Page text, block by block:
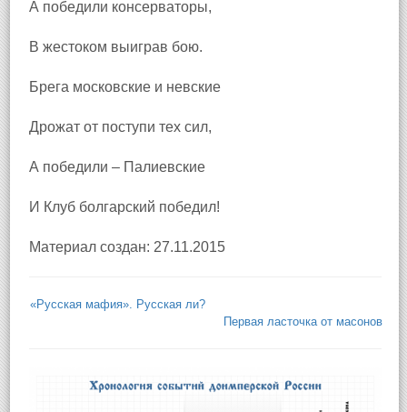
А победили консерваторы,
В жестоком выиграв бою.
Брега московские и невские
Дрожат от поступи тех сил,
А победили – Палиевские
И Клуб болгарский победил!
Материал создан: 27.11.2015
«Русская мафия». Русская ли?
Первая ласточка от масонов